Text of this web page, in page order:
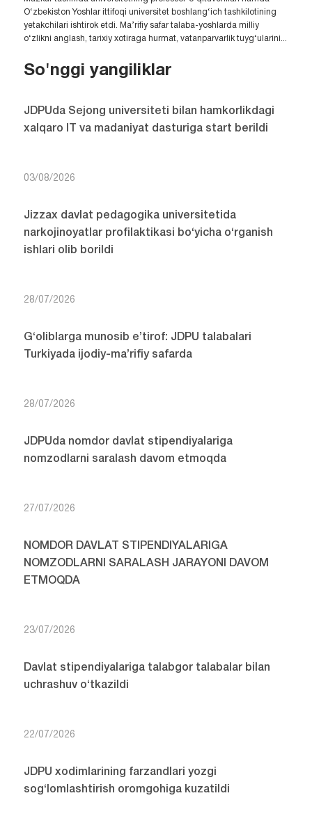
O‘zbekiston Yoshlar ittifoqi universitet boshlang‘ich tashkilotining
yetakchilari ishtirok etdi. Ma’rifiy safar talaba-yoshlarda milliy
o‘zlikni anglash, tarixiy xotiraga hurmat, vatanparvarlik tuyg‘ularini...
So'nggi yangiliklar
JDPUda Sejong universiteti bilan hamkorlikdagi
xalqaro IT va madaniyat dasturiga start berildi
03/08/2026
Jizzax davlat pedagogika universitetida
narkojinoyatlar profilaktikasi bo‘yicha o‘rganish
ishlari olib borildi
28/07/2026
G‘oliblarga munosib e’tirof: JDPU talabalari
Turkiyada ijodiy-ma’rifiy safarda
28/07/2026
JDPUda nomdor davlat stipendiyalariga
nomzodlarni saralash davom etmoqda
27/07/2026
NOMDOR DAVLAT STIPENDIYALARIGA
NOMZODLARNI SARALASH JARAYONI DAVOM
ETMOQDA
23/07/2026
Davlat stipendiyalariga talabgor talabalar bilan
uchrashuv o‘tkazildi
22/07/2026
JDPU xodimlarining farzandlari yozgi
sog‘lomlashtirish oromgohiga kuzatildi